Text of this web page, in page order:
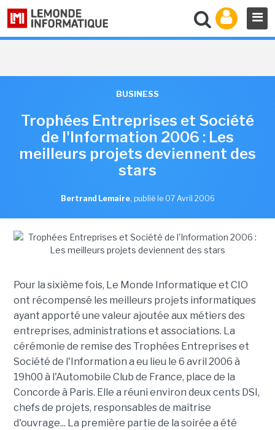
BUSINESS
Trophées Entreprises et Société
de l'Information 2006 : Les
meilleurs projets deviennent des
stars
Bertrand Lemaire, publié le 07 Avril 2006
Pour la sixième fois, Le Monde Informatique et CIO
ont récompensé les meilleurs projets informatiques
ayant apporté une valeur ajoutée aux métiers des
entreprises, administrations et associations. La
cérémonie de remise des Trophées Entreprises et
Société de l'Information a eu lieu le 6 avril 2006 à
19h00 à l'Automobile Club de France, place de la
Concorde à Paris. Elle a réuni environ deux cents DSI,
chefs de projets, responsables de maîtrise
d'ouvrage... La première partie de la soirée a été